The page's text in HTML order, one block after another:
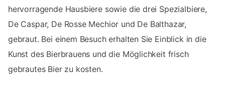
hervorragende Hausbiere sowie die drei Spezialbiere,
De Caspar, De Rosse Mechior und De Balthazar,
gebraut. Bei einem Besuch erhalten Sie Einblick in die
Kunst des Bierbrauens und die Möglichkeit frisch
gebrautes Bier zu kosten.